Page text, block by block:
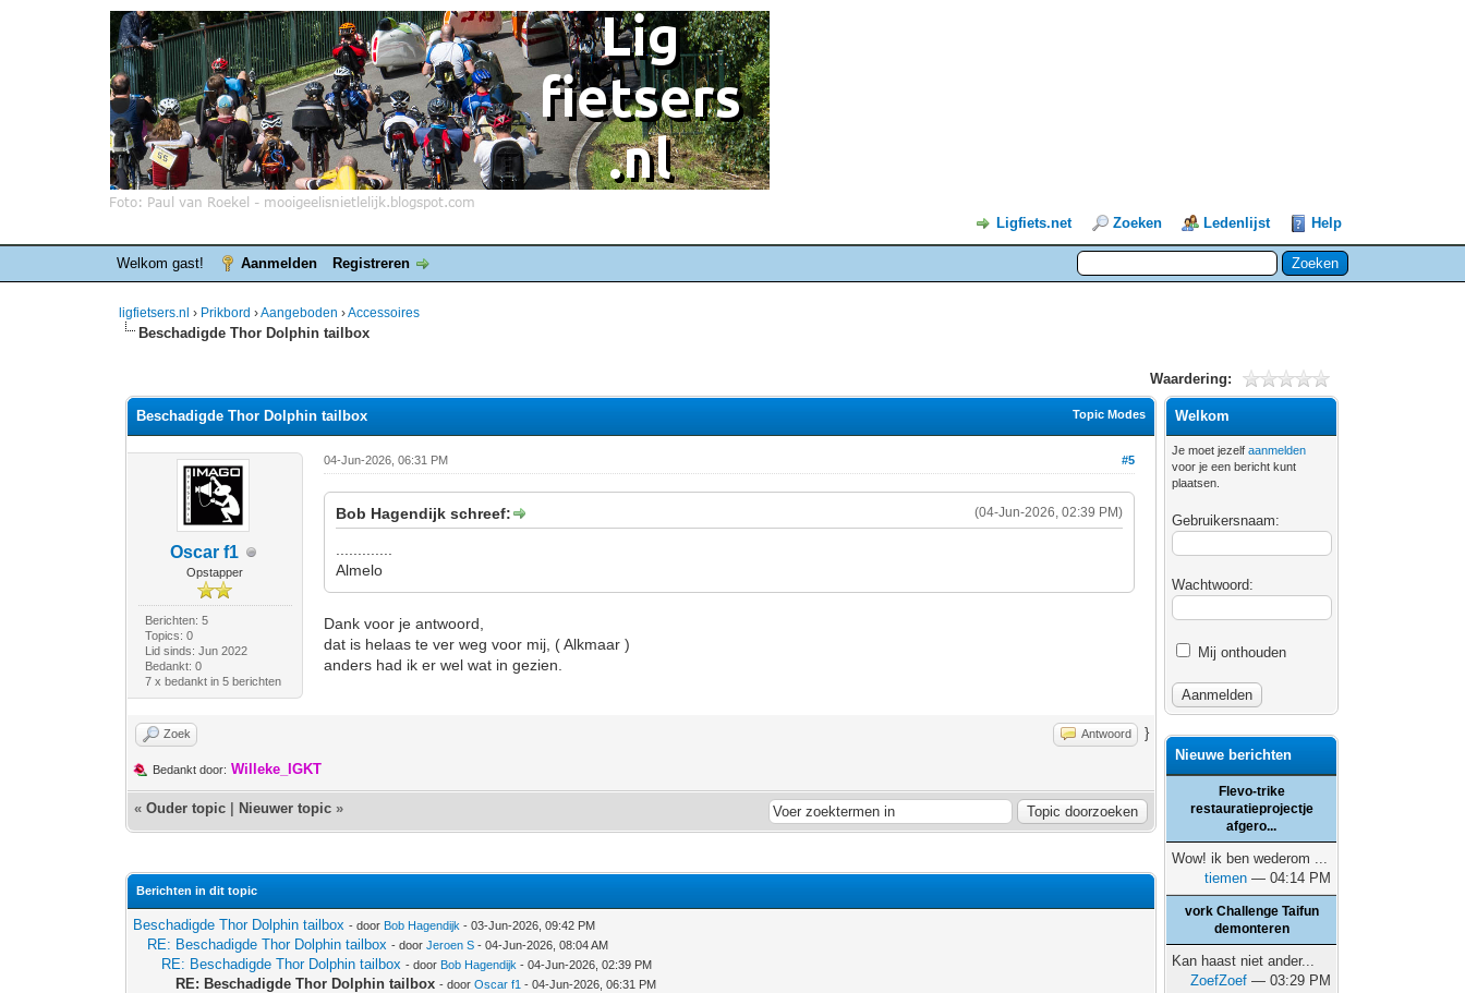
Ligfiets.net Zoeken Ledenlijst Help
Welkom gast! Aanmelden Registreren
ligfietsers.nl › Prikbord ›Aangeboden ›Accessoires
Beschadigde Thor Dolphin tailbox
Waardering:
Topic Modes
Beschadigde Thor Dolphin tailbox
Oscar f1
Opstapper
Berichten: 5
Topics: 0
Lid sinds: Jun 2022
Bedankt: 0
7 x bedankt in 5 berichten
#5
04-Jun-2026, 06:31 PM
(04-Jun-2026, 02:39 PM)
Bob Hagendijk schreef:
Almelo
Dank voor je antwoord,
dat is helaas te ver weg voor mij, ( Alkmaar )
anders had ik er wel wat in gezien.
Zoek Antwoord }
Bedankt door: Willeke_IGKT
«Ouder topic Nieuwer topic »
Berichten in dit topic
Beschadigde Thor Dolphin tailbox - door Bob Hagendijk - 03-Jun-2026, 09:42 PM
RE: Beschadigde Thor Dolphin tailbox - doorJeroen S - 04-Jun-2026, 08:04 AM
RE: Beschadigde Thor Dolphin tailbox - door Bob Hagendijk - 04-Jun-2026, 02:39 PM
RE: Beschadigde Thor Dolphin tailbox - doorOscar f1 - 04-Jun-2026, 06:31 PM
Welkom
Je moet jezelfaanmelden
voor je een bericht kunt
plaatsen.
Gebruikersnaam:
Wachtwoord:
Mij onthouden
Nieuwe berichten
Flevo-trike
restauratieprojectje
afgero...
Wow! ik ben wederom ...
tiemen — 04:14 PM
vork Challenge Taifun
demonteren
Kan haast niet ander...
ZoefZoef — 03:29 PM